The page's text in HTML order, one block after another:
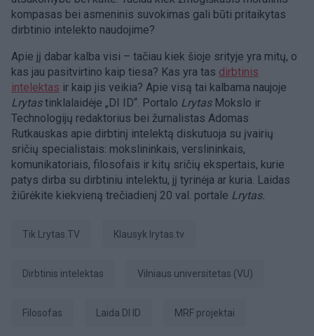
kompasas bei asmeninis suvokimas gali būti pritaikytas
dirbtinio intelekto naudojime?
Apie jį dabar kalba visi – tačiau kiek šioje srityje yra mitų, o
kas jau pasitvirtino kaip tiesa? Kas yra tas dirbtinis
intelektas ir kaip jis veikia? Apie visą tai kalbama naujoje
Lrytastinklalaidėje „DI ID“. Portalo LrytasMokslo ir
Technologijų redaktorius bei žurnalistas Adomas
Rutkauskas apie dirbtinį intelektą diskutuoja su įvairių
sričių specialistais: mokslininkais, verslininkais,
komunikatoriais, filosofais ir kitų sričių ekspertais, kurie
patys dirba su dirbtiniu intelektu, jį tyrinėja ar kuria. Laidas
žiūrėkite kiekvieną trečiadienį 20 val. portale Lrytas.
tik Lrytas.TV Klausyk lrytas.tv
dirbtinis intelektas Vilniaus universitetas (VU)
filosofas Laida DI ID MRF projektai